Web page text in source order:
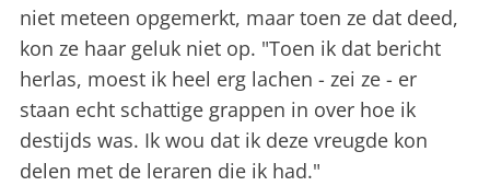
niet meteen opgemerkt, maar toen ze dat deed,
kon ze haar geluk niet op. "Toen ik dat bericht
herlas, moest ik heel erg lachen - zei ze - er
staan echt schattige grappen in over hoe ik
destijds was. Ik wou dat ik deze vreugde kon
delen met de leraren die ik had."